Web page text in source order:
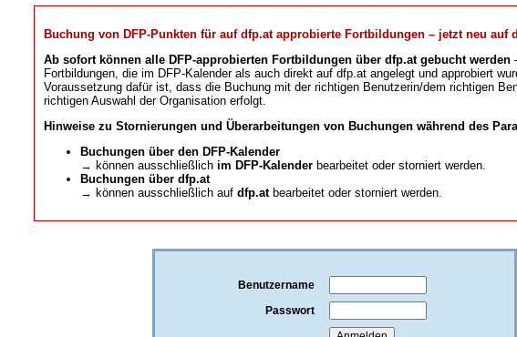
Buchung von DFP-Punkten für auf dfp.at approbierte Fortbildungen – jetzt neu auf
Ab sofort können alle DFP-approbierten Fortbildungen über dfp.at gebucht werden
Fortbildungen, die im DFP-Kalender als auch direkt auf dfp.at angelegt und approbiert
Voraussetzung dafür ist, dass die Buchung mit der richtigen Benutzerin/dem richtigen
richtigen Auswahl der Organisation erfolgt.
Hinweise zu Stornierungen und Überarbeitungen von Buchungen während des
Buchungen über den DFP-Kalender
→ können ausschließlich im DFP-Kalender bearbeitet oder storniert werden.
Buchungen über dfp.at
→ können ausschließlich auf dfp.atbearbeitet oder storniert werden.
Benutzername
Passwort